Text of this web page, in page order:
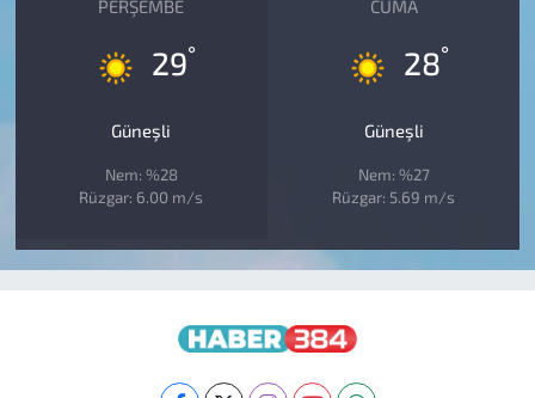
PERŞEMBE
29°
Güneşli
Nem: %28
Rüzgar: 6.00 m/s
CUMA
28°
Güneşli
Nem: %27
Rüzgar: 5.69 m/s